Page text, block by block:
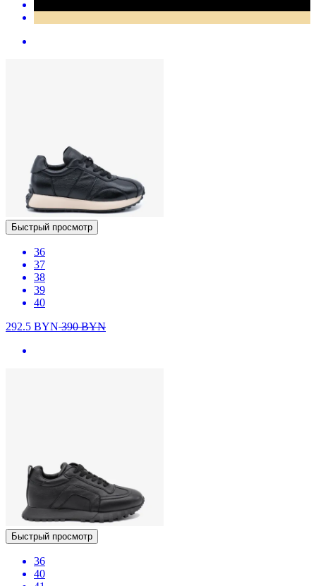
Быстрый просмотр
36
37
38
39
40
292.5 BYN390BYN
Быстрый просмотр
36
40